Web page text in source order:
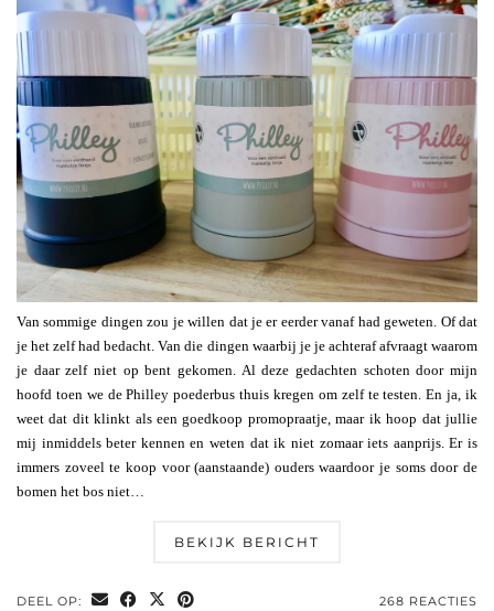
Van sommige dingen zou je willen dat je er eerder vanaf had geweten. Of dat
je het zelf had bedacht. Van die dingen waarbij je je achteraf afvraagt waarom
je daar zelf niet op bent gekomen. Al deze gedachten schoten door mijn
hoofd toen we de Philley poederbus thuis kregen om zelf te testen. En ja, ik
weet dat dit klinkt als een goedkoop promopraatje, maar ik hoop dat jullie
mij inmiddels beter kennen en weten dat ik niet zomaar iets aanprijs. Er is
immers zoveel te koop voor (aanstaande) ouders waardoor je soms door de
bomen het bos niet…
BEKIJK BERICHT
DEEL OP: 268 REACTIES